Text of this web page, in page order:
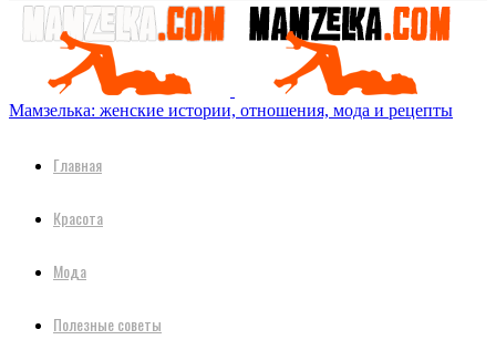
Мамзелька: женские истории, отношения, мода и рецепты
Главная
Красота
Мода
Полезные советы